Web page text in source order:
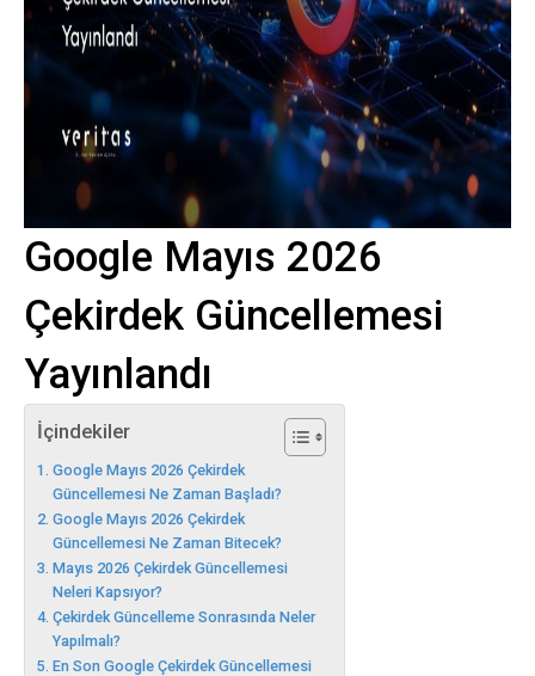
Google Mayıs 2026
Çekirdek Güncellemesi
Yayınlandı
İçindekiler
Google Mayıs 2026 Çekirdek
Güncellemesi Ne Zaman Başladı?
Google Mayıs 2026 Çekirdek
Güncellemesi Ne Zaman Bitecek?
Mayıs 2026 Çekirdek Güncellemesi
Neleri Kapsıyor?
Çekirdek Güncelleme Sonrasında Neler
Yapılmalı?
En Son Google Çekirdek Güncellemesi